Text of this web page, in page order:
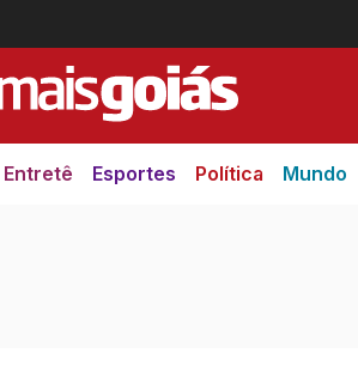
Entretê Esportes Política Mundo